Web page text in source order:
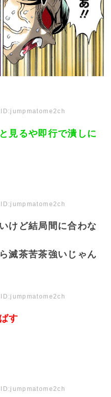
ID:jumpmatome2ch
見るや即行で潰しに
ID:jumpmatome2ch
けど結局間に合わな
滅茶苦茶強いじゃん
ID:jumpmatome2ch
す
ID:jumpmatome2ch